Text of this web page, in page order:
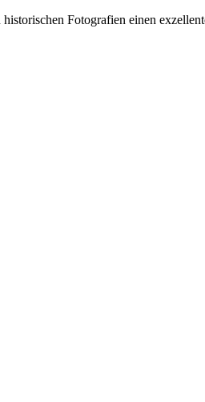
Fotografien einen